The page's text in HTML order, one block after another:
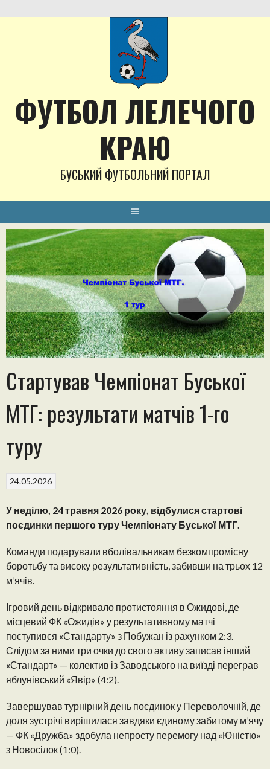
to
ФУТБОЛ ЛЕЛЕЧОГО
КРАЮ
БУСЬКИЙ ФУТБОЛЬНИЙ ПОРТАЛ
Стартував Чемпіонат Буської
МТГ: результати матчів 1-го
туру
24.05.2026
У неділю, 24 травня 2026 року, відбулися стартові
поєдинки першого туру Чемпіонату Буської МТГ.
Команди подарували вболівальникам безкомпромісну
боротьбу та високу результативність, забивши на трьох 12
м’ячів.
Ігровий день відкривало протистояння в Ожидові, де
місцевий ФК «Ожидів» у результативному матчі
поступився «Стандарту» з Побужан із рахунком 2:3.
Слідом за ними три очки до свого активу записав інший
«Стандарт» — колектив із Заводського на виїзді переграв
яблунівський «Явір» (4:2).
Завершував турнірний день поєдинок у Переволочній, де
доля зустрічі вирішилася завдяки єдиному забитому м’ячу
— ФК «Дружба» здобула непросту перемогу над «Юністю»
з Новосілок (1:0).